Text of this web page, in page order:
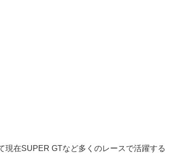
在SUPER GTなど多くのレースで活躍する